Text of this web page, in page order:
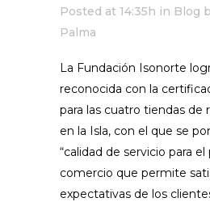
Posted at 14:35h in Blog
Palma
La Fundación Isonorte
reconocida con la
para las cuatro tiendas de
en la Isla, con el que se
“calidad de servicio para
comercio que permite
expectativas de los